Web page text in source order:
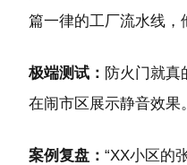
篇一律的工厂流水线，
极端测试： 防火门就真
在闹市区展示静音效果。
案例复盘： “XX小区的